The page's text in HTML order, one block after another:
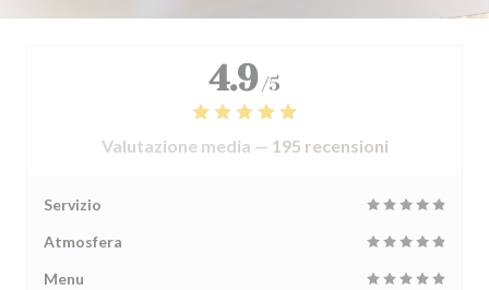
4.9/5
Valutazione media — 195 recensioni
Servizio
Atmosfera
Menu